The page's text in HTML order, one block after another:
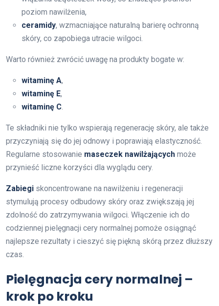
poziom nawilżenia,
ceramidy, wzmacniające naturalną barierę ochronną
skóry, co zapobiega utracie wilgoci.
Warto również zwrócić uwagę na produkty bogate w:
witaminę A,
witaminę E,
witaminę C.
Te składniki nie tylko wspierają regenerację skóry, ale także
przyczyniają się do jej odnowy i poprawiają elastyczność.
Regularne stosowanie maseczek nawilżających może
przynieść liczne korzyści dla wyglądu cery.
Zabiegi skoncentrowane na nawilżeniu i regeneracji
stymulują procesy odbudowy skóry oraz zwiększają jej
zdolność do zatrzymywania wilgoci. Włączenie ich do
codziennej pielęgnacji cery normalnej pomoże osiągnąć
najlepsze rezultaty i cieszyć się piękną skórą przez dłuższy
czas.
Pielęgnacja cery normalnej –
krok po kroku